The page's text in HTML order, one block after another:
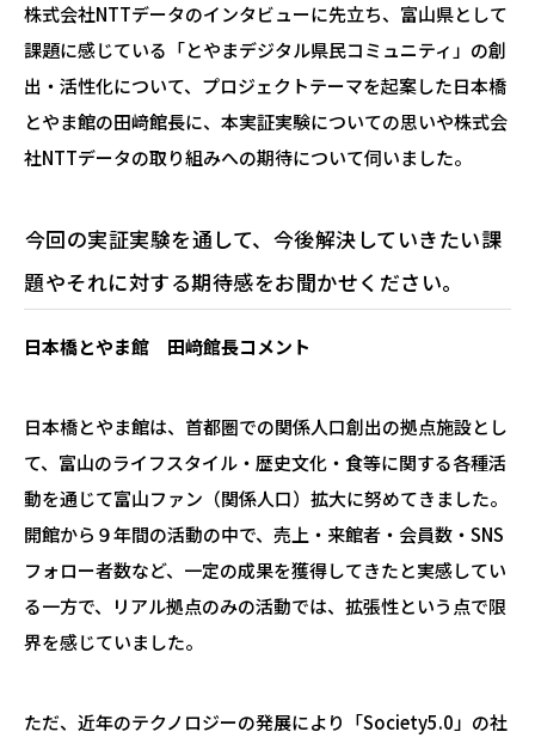
株式会社NTTデータのインタビューに先立ち、富山県として
課題に感じている「とやまデジタル県民コミュニティ」の創
出・活性化について、プロジェクトテーマを起案した日本橋
とやま館の田﨑館長に、本実証実験についての思いや株式会
社NTTデータの取り組みへの期待について伺いました。
―――今回の実証実験を通して、今後解決していきたい課
題やそれに対する期待感をお聞かせください。
日本橋とやま館 田﨑館長コメント
日本橋とやま館は、首都圏での関係人口創出の拠点施設とし
て、富山のライフスタイル・歴史文化・食等に関する各種活
動を通じて富山ファン（関係人口）拡大に努めてきました。
開館から９年間の活動の中で、売上・来館者・会員数・SNS
フォロー者数など、一定の成果を獲得してきたと実感してい
る一方で、リアル拠点のみの活動では、拡張性という点で限
界を感じていました。
ただ、近年のテクノロジーの発展により「Society5.0」の社